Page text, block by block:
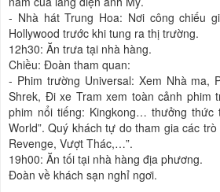
- Nhà hát Trung Hoa: Nơi công chiếu
Hollywood trước khi tung ra thị trường.
12h30: Ăn trưa tại nhà hàng.
Chiều: Đoàn tham quan:
- Phim trường Universal: Xem Nhà ma,
Shrek, Đi xe Tram xem toàn cảnh phim
phim nổi tiếng: Kingkong… thưởng thức
World”. Quý khách tự do tham gia các
Revenge, Vượt Thác,…”.
19h00: Ăn tối tại nhà hàng địa phương.
Đoàn về khách sạn nghỉ ngơi.